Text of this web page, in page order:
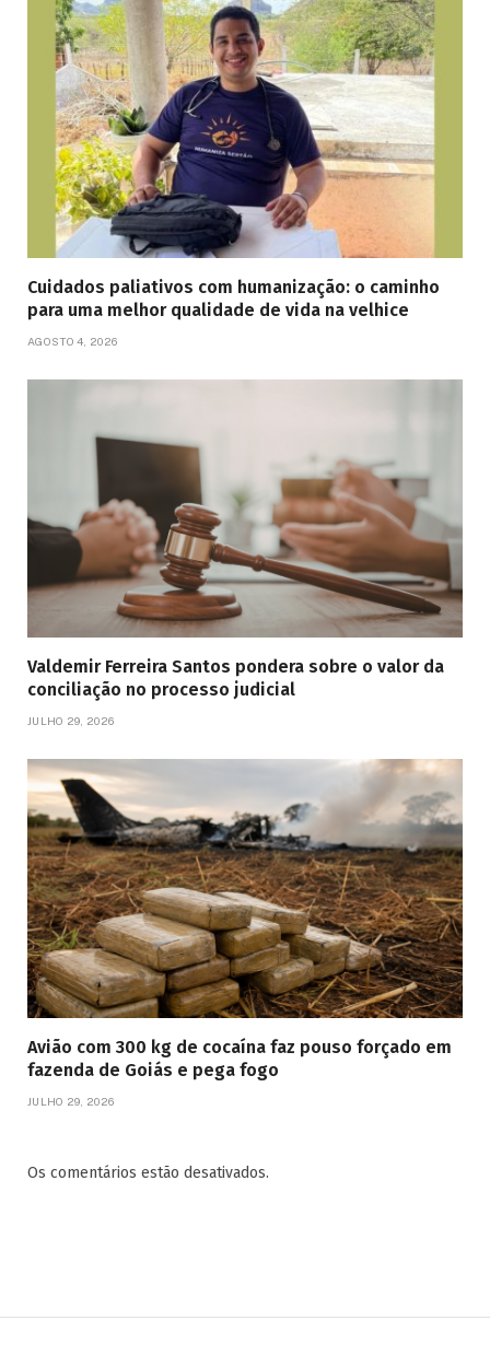
Cuidados paliativos com humanização: o caminho
para uma melhor qualidade de vida na velhice
AGOSTO 4, 2026
Valdemir Ferreira Santos pondera sobre o valor da
conciliação no processo judicial
JULHO 29, 2026
Avião com 300 kg de cocaína faz pouso forçado em
fazenda de Goiás e pega fogo
JULHO 29, 2026
Os comentários estão desativados.